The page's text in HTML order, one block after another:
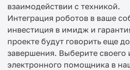
взаимодействии с техникой.
Интеграция роботов в ваше
инвестиция в имидж и
проекте будут говорить еще
завершения. Выберите своего
электронного помощника в